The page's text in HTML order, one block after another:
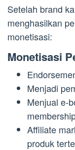
Setelah brand
menghasilkan
monetisasi:
Monetisasi
Menjadi
Menjual e-
Affiliate
produk